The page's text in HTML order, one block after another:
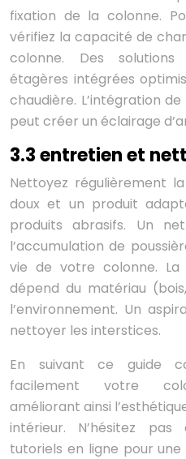
fixation de la colonne.
vérifiez la capacité de
colonne. Des
étagères intégrées
chaudière. L’intégration
peut créer un éclairage
3.3 entretien et
Nettoyez régulièrement
doux et un produit
produits abrasifs. Un
l’accumulation de
vie de votre colonne.
dépend du matériau
l’environnement. Un
nettoyer les interstices.
En suivant ce guide
facilement votre
améliorant ainsi
intérieur. N’hésitez
tutoriels en ligne pour une